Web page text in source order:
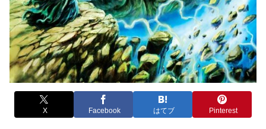
X Facebook はてブ Pinterest